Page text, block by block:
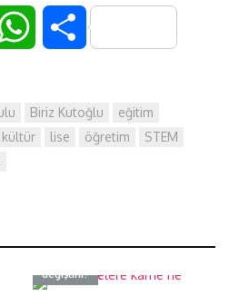
a
A
p
S
a
Biriz Kutoğlu
eğitim
kültür lise öğretim
STEM
değiştirir?